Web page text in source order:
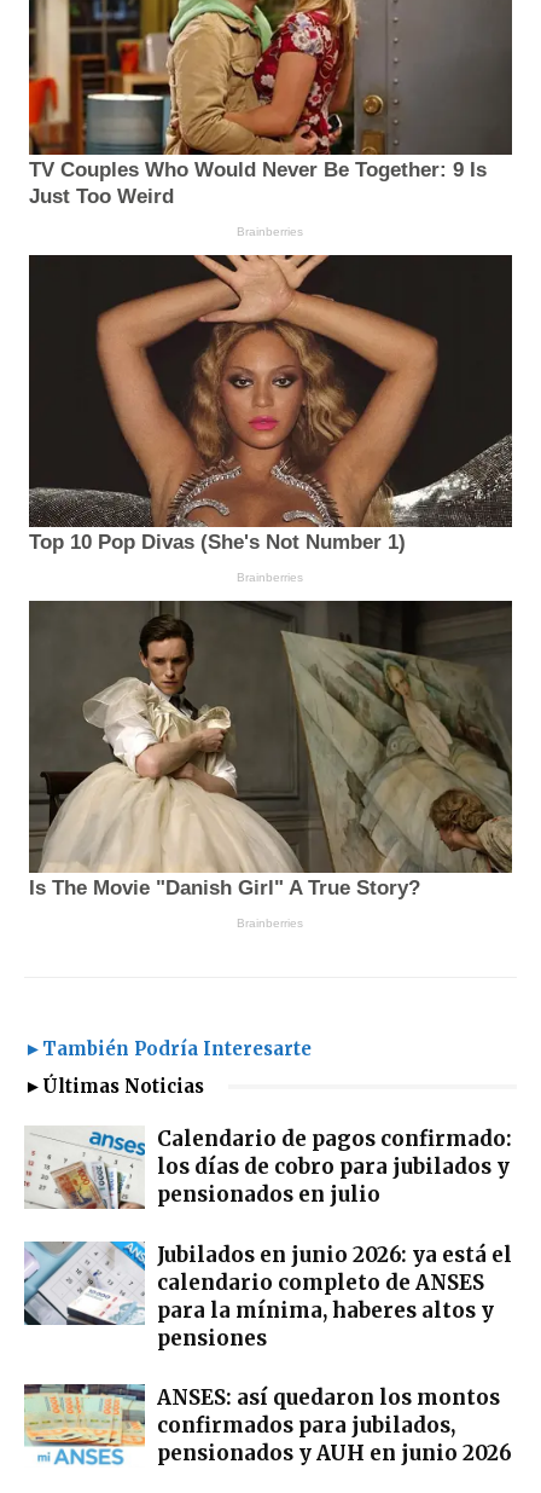
►También Podría Interesarte
►Últimas Noticias
Calendario de pagos confirmado:
los días de cobro para jubilados y
pensionados en julio
Jubilados en junio 2026: ya está el
calendario completo de ANSES
para la mínima, haberes altos y
pensiones
ANSES: así quedaron los montos
confirmados para jubilados,
pensionados y AUH en junio 2026